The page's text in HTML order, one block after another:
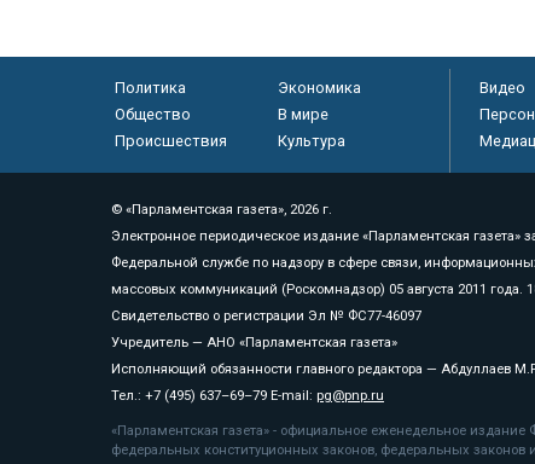
Политика
Экономика
Общество
В мире
Происшествия
Культура
Видео
© «Парламентская газета», 2026 г.
Электронное периодическое издание «Парламентская газета»
Федеральной службе по надзору в сфере связи,
массовых коммуникаций (Роскомнадзор) 05 августа 2011 года.
Свидетельство о регистрации Эл № ФС77-46097
Учредитель — АНО «Парламентская газета»
Исполняющий обязанности главного редактора — Абдуллаев
Тел.: +7 (495) 637–69–79 E-mail: pg@pnp.ru
«Парламентская газета» - официальное еженедельное
федеральных конституционных законов, федеральных законов